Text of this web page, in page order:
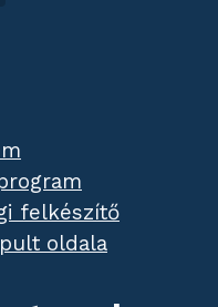
felkészítő
oldala